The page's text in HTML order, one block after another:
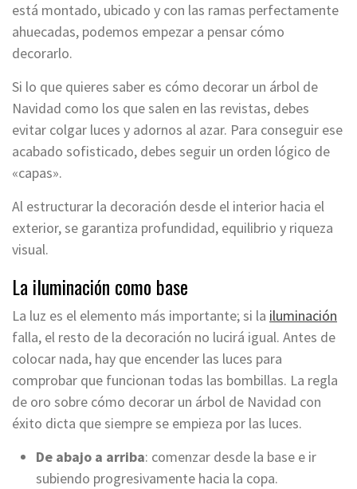
está montado, ubicado y con las ramas perfectamente
ahuecadas, podemos empezar a pensar cómo
decorarlo.
Si lo que quieres saber es cómo decorar un árbol de
Navidad como los que salen en las revistas, debes
evitar colgar luces y adornos al azar. Para conseguir ese
acabado sofisticado, debes seguir un orden lógico de
«capas».
Al estructurar la decoración desde el interior hacia el
exterior, se garantiza profundidad, equilibrio y riqueza
visual.
La iluminación como base
La luz es el elemento más importante; si la iluminación
falla, el resto de la decoración no lucirá igual. Antes de
colocar nada, hay que encender las luces para
comprobar que funcionan todas las bombillas. La regla
de oro sobre cómo decorar un árbol de Navidad con
éxito dicta que siempre se empieza por las luces.
De abajo a arriba: comenzar desde la base e ir
subiendo progresivamente hacia la copa.